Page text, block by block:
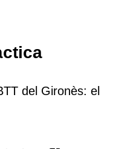
del Gironès: el